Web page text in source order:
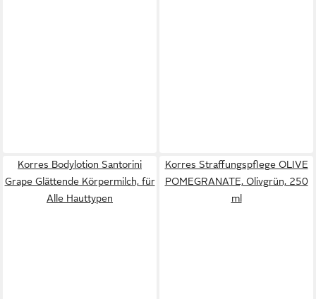
Korres Bodylotion Santorini
Grape Glättende Körpermilch, für
Alle Hauttypen
Korres Straffungspflege OLIVE
POMEGRANATE, Olivgrün, 250
ml